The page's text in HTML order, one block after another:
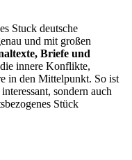
Stuck deutsche
und mit großen
Briefe und
innere Konflikte,
in den Mittelpunkt. So ist
sondern auch
Stück